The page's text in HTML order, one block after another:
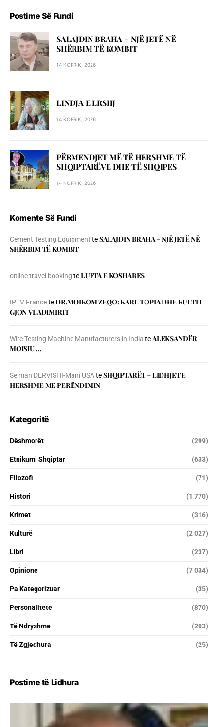
Postime Së Fundi
SALAJDIN BRAHA – NJЁ JETЁ NЁ
SHЁRBIM TЁ KOMBIT
14 KORRIK, 2026
LINDJA E LRSHJ
14 KORRIK, 2026
PËRMENDJET MË TË HERSHME TË
SHQIPTARËVE DHE TË SHQIPES
14 KORRIK, 2026
Komente Së Fundi
Cement Testing Equipment teSALAJDIN BRAHA – NJЁ JETЁ NЁ
SHЁRBIM TЁ KOMBIT
online travel booking teLUFTA E KOSHARES
IPTV FranceteDR.MOIKOM ZEQO: KARL TOPIA DHE KULTI I
GJON VLADIMIRIT
Wire Testing Machine Manufacturers in India teALEKSANDËR
MOISIU …
Selman DERVISHI-Mani USAteSHQIPTARËT – LIDHJET E
HERSHME ME PERËNDIMIN
Kategoritë
Dëshmorët (299)
Etnikumi Shqiptar (633)
Filozofi (71)
Histori (1 770)
Krimet (316)
Kulturë (2 027)
Libri (237)
Opinione (7 034)
Pa Kategorizuar (35)
Personalitete (870)
Të Ndryshme (203)
Të Zgjedhura (25)
Postime të Lidhura